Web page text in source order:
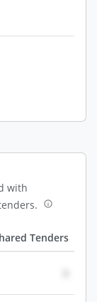
with
Tenders